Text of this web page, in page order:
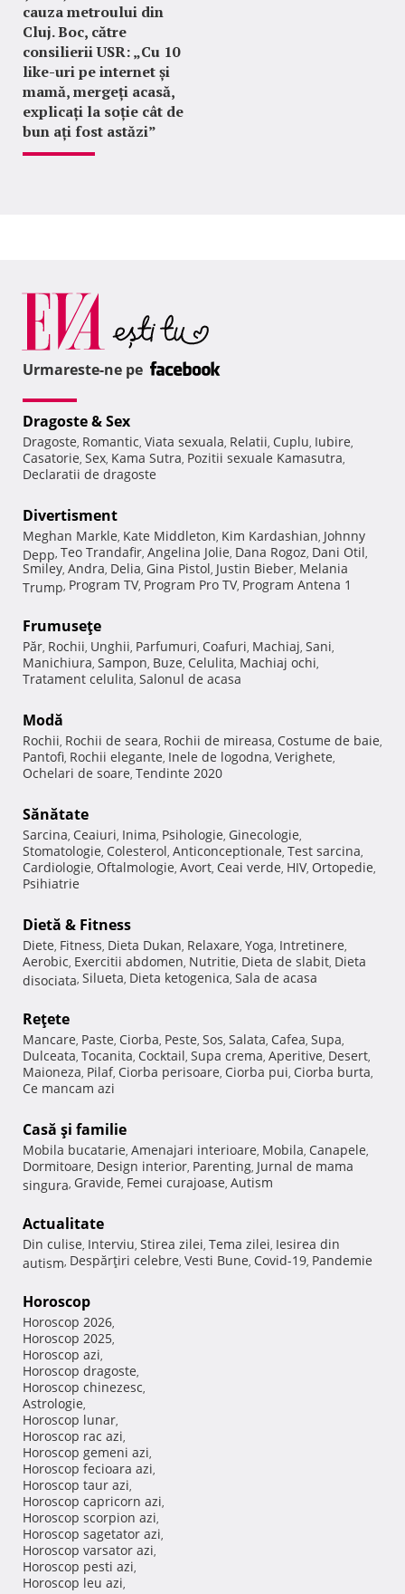
cauza metroului din
Cluj. Boc, către
consilierii USR: „Cu 10
like-uri pe internet și
mamă, mergeți acasă,
explicați la soție cât de
bun ați fost astăzi”
Urmareste-ne pe
Dragoste & Sex
Dragoste, Romantic, Viata sexuala, Relatii, Cuplu, Iubire,
Casatorie, Sex, Kama Sutra, Pozitii sexuale Kamasutra,
Declaratii de dragoste
Divertisment
Meghan Markle, Kate Middleton, Kim Kardashian, Johnny
Depp, Teo Trandafir, Angelina Jolie, Dana Rogoz, Dani Otil,
Smiley, Andra, Delia, Gina Pistol, Justin Bieber, Melania
Trump, Program TV, Program Pro TV, Program Antena 1
Frumuseţe
Păr, Rochii, Unghii, Parfumuri, Coafuri, Machiaj, Sani,
Manichiura, Sampon, Buze, Celulita, Machiaj ochi,
Tratament celulita, Salonul de acasa
Modă
Rochii, Rochii de seara, Rochii de mireasa, Costume de baie,
Pantofi, Rochii elegante, Inele de logodna, Verighete,
Ochelari de soare, Tendinte 2020
Sănătate
Sarcina, Ceaiuri, Inima, Psihologie, Ginecologie,
Stomatologie, Colesterol, Anticonceptionale, Test sarcina,
Cardiologie, Oftalmologie, Avort, Ceai verde, HIV, Ortopedie,
Psihiatrie
Dietă & Fitness
Diete, Fitness, Dieta Dukan, Relaxare, Yoga, Intretinere,
Aerobic, Exercitii abdomen, Nutritie, Dieta de slabit, Dieta
disociata, Silueta, Dieta ketogenica, Sala de acasa
Reţete
Mancare, Paste, Ciorba, Peste, Sos, Salata, Cafea, Supa,
Dulceata, Tocanita, Cocktail, Supa crema, Aperitive, Desert,
Maioneza, Pilaf, Ciorba perisoare, Ciorba pui, Ciorba burta,
Ce mancam azi
Casă şi familie
Mobila bucatarie, Amenajari interioare, Mobila, Canapele,
Dormitoare, Design interior, Parenting, Jurnal de mama
singura, Gravide, Femei curajoase, Autism
Actualitate
Din culise, Interviu, Stirea zilei, Tema zilei, Iesirea din
autism, Despărţiri celebre, Vesti Bune, Covid-19, Pandemie
Horoscop
Horoscop 2026,
Horoscop 2025,
Horoscop azi,
Horoscop dragoste,
Horoscop chinezesc,
Astrologie,
Horoscop lunar,
Horoscop rac azi,
Horoscop gemeni azi,
Horoscop fecioara azi,
Horoscop taur azi,
Horoscop capricorn azi,
Horoscop scorpion azi,
Horoscop sagetator azi,
Horoscop varsator azi,
Horoscop pesti azi,
Horoscop leu azi,